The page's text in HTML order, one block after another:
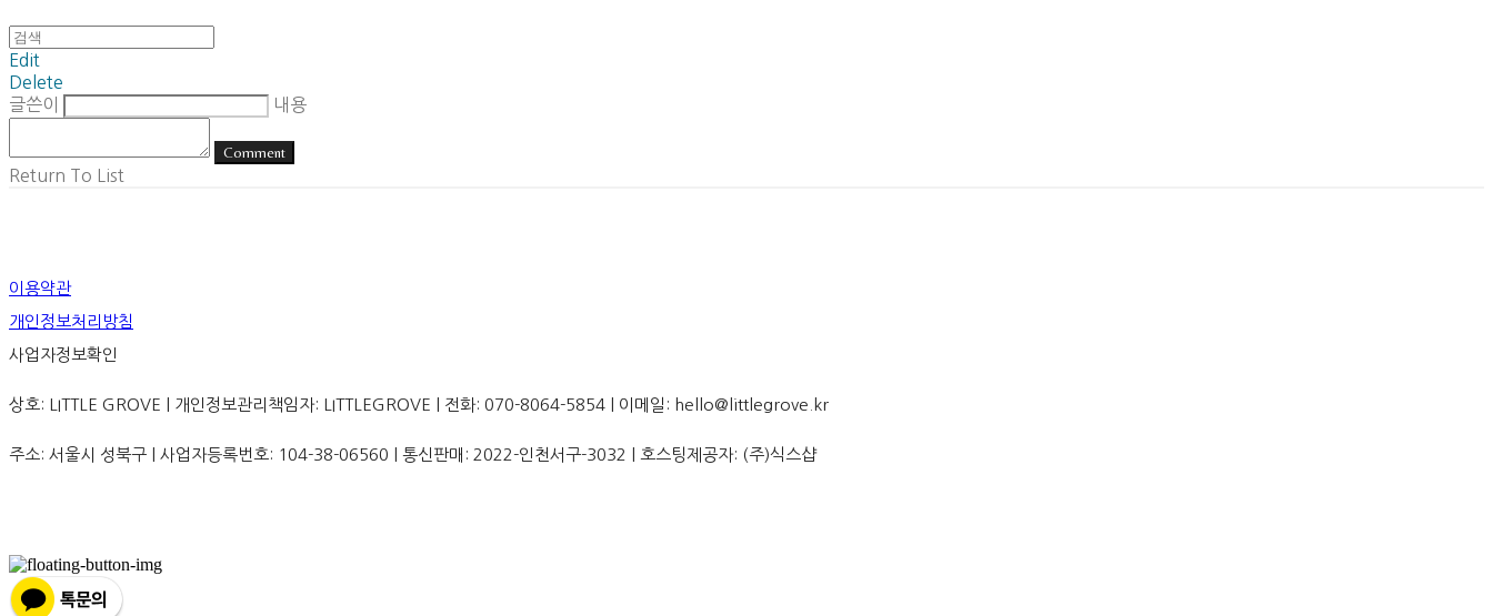
Edit
Delete
글쓴이
내용
Comment
Return To List
이용약관
개인정보처리방침
사업자정보확인
상호: LITTLE GROVE | 개인정보관리책임자: LITTLEGROVE | 전화: 070-8064-5854 | 이메일: hello@littlegrove.kr
주소: 서울시 성북구 | 사업자등록번호: 104-38-06560 | 통신판매: 2022-인천서구-3032 | 호스팅제공자: (주)식스샵